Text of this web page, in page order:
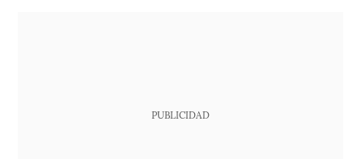
PUBLICIDAD